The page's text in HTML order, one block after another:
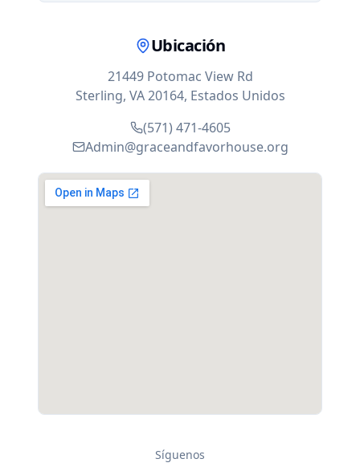
Ubicación
21449 Potomac View Rd
Sterling, VA 20164, Estados Unidos
(571) 471-4605
Admin@graceandfavorhouse.org
Síguenos